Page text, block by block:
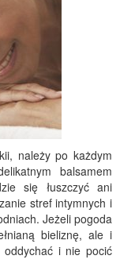
należy po każdym
balsamem
się łuszczyć ani
stref intymnych i
Jeżeli pogoda
bieliznę, ale i
oddychać i nie pocić